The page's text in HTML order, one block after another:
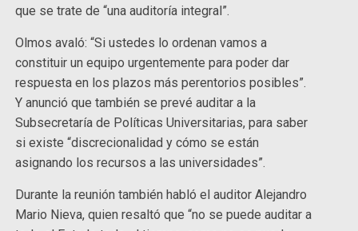
que se trate de “una auditoría integral”.
Olmos avaló: “Si ustedes lo ordenan vamos a
constituir un equipo urgentemente para poder dar
respuesta en los plazos más perentorios posibles”.
Y anunció que también se prevé auditar a la
Subsecretaría de Políticas Universitarias, para saber
si existe “discrecionalidad y cómo se están
asignando los recursos a las universidades”.
Durante la reunión también habló el auditor Alejandro
Mario Nieva, quien resaltó que “no se puede auditar a